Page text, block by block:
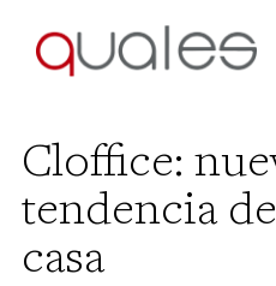
Cloffice:
tendencia
casa